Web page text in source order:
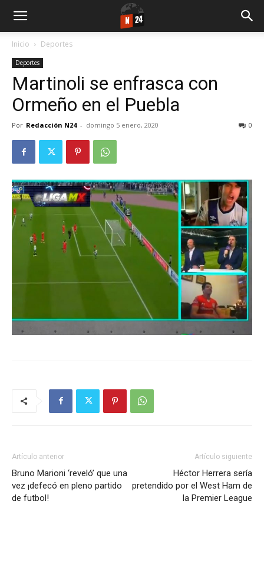
Inicio Deportes
Deportes
Martinoli se enfrasca con
Ormeño en el Puebla
Por Redacción N24 - domingo 5 enero, 2020 0
Artículo anterior
Bruno Marioni ‘reveló’ que una
vez ¡defecó en pleno partido
de futbol!
Artículo siguiente
Héctor Herrera sería
pretendido por el West Ham de
la Premier League